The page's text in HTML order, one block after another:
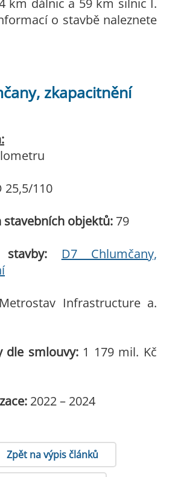
o stavbě naleznete
zkapacitnění
25,5/110
stavebních objektů: 79
stavby:
D7 Chlumčany,
Metrostav Infrastructure a.
dle smlouvy:1 179 mil. Kč
2022 – 2024
Zpět na výpis článků